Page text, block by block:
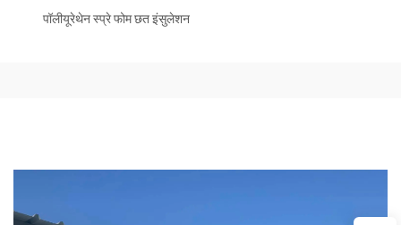
पॉलीयूरेथेन स्प्रे फोम छत इंसुलेशन